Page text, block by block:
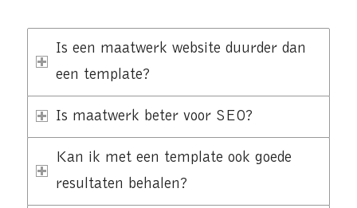
Is een maatwerk website duurder dan
een template?
Is maatwerk beter voor SEO?
Kan ik met een template ook goede
resultaten behalen?